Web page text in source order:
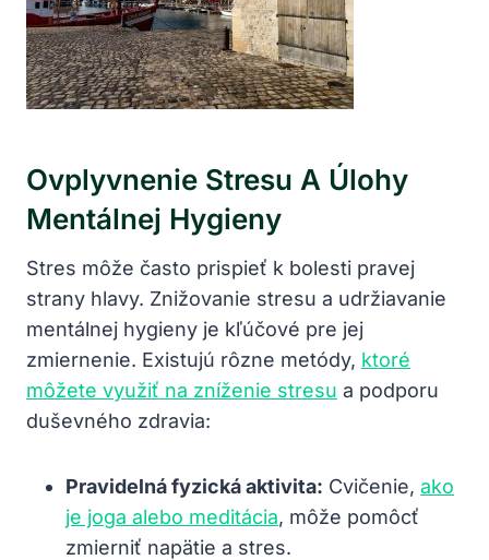
Ovplyvnenie Stresu A Úlohy
Mentálnej Hygieny
Stres môže často prispieť k bolesti pravej
strany hlavy. Znižovanie stresu a udržiavanie
mentálnej hygieny je kľúčové pre jej
zmiernenie. Existujú rôzne metódy, ktoré
môžete využiť na zníženie stresu a podporu
duševného zdravia:
Pravidelná fyzická aktivita: Cvičenie, ako
je joga alebo meditácia, môže pomôcť
zmierniť napätie a stres.